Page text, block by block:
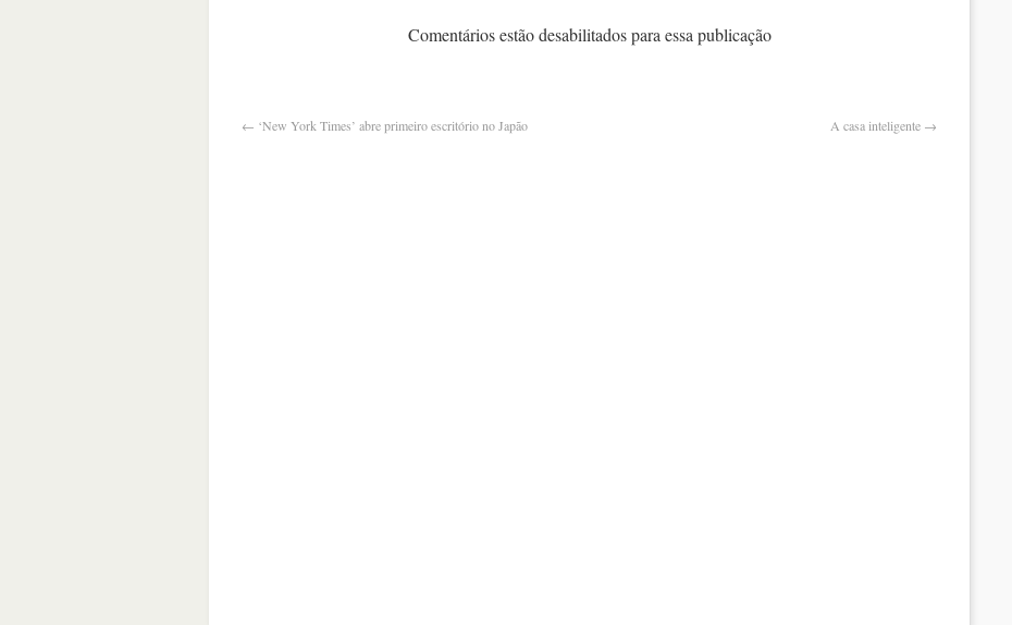
Comentários estão desabilitados para essa publicação
← ‘New York Times’ abre primeiro escritório no Japão A casa inteligente →